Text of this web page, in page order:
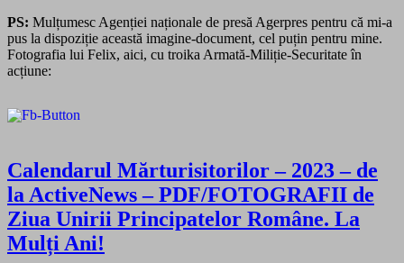
PS: Mulțumesc Agenției naționale de presă Agerpres pentru că mi-a
pus la dispoziție această imagine-document, cel puțin pentru mine.
Fotografia lui Felix, aici, cu troika Armată-Miliție-Securitate în
acțiune:
Calendarul Mărturisitorilor – 2023 – de
la ActiveNews – PDF/FOTOGRAFII de
Ziua Unirii Principatelor Române. La
Mulți Ani!